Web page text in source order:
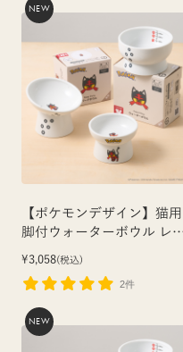
NEW
【ポケモンデザイン】猫用
脚付ウォーターボウル レ
¥3,058(税込)
2件
NEW